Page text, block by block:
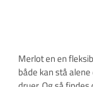
Merlot en en
både kan stå